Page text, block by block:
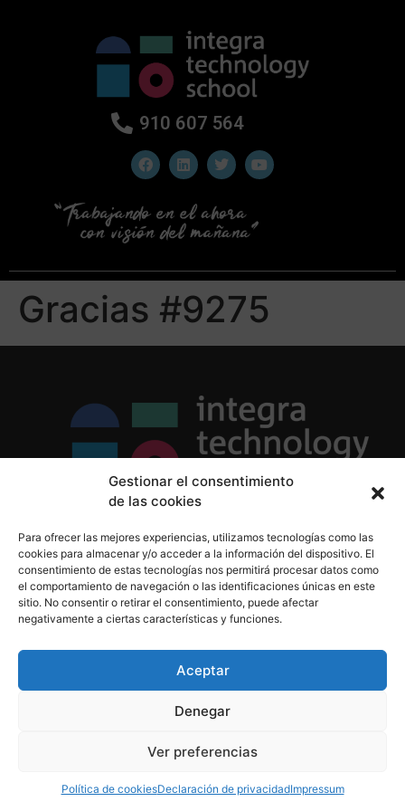
Gestionar el consentimiento
de las cookies
Para ofrecer las mejores experiencias, utilizamos tecnologías como las
cookies para almacenar y/o acceder a la información del dispositivo. El
consentimiento de estas tecnologías nos permitirá procesar datos como
el comportamiento de navegación o las identificaciones únicas en este
sitio. No consentir o retirar el consentimiento, puede afectar
negativamente a ciertas características y funciones.
Aceptar
Denegar
Ver preferencias
Política de cookiesDeclaración de privacidadImpressum
910 607 564
Gracias #9275
Política de Cookies
Aviso Legal
910 607 564
derechos reservados